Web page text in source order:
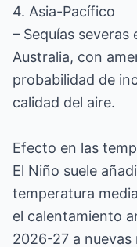
4. Asia-Pacífico
– Sequías severas
Australia, con
probabilidad de
calidad del aire.
Efecto en las
El Niño suele
temperatura
el calentamiento
2026-27 a